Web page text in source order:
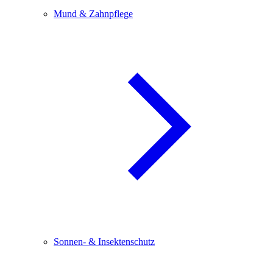
Mund & Zahnpflege
Sonnen- & Insektenschutz